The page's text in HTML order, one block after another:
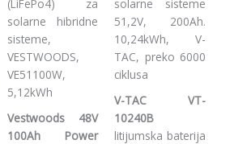
(LiFePo4) za
solarne hibridne
sisteme,
VESTWOODS,
VE51100W,
5,12kWh
Vestwoods 48V
100Ah Power
solarne sisteme
51,2V, 200Ah.
10,24kWh, V-
TAC, preko 6000
ciklusa
V-TAC VT-
10240B
litijumska baterija